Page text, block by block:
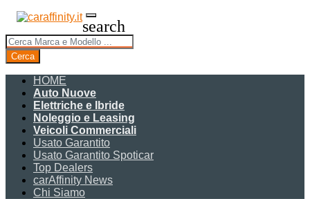
search
Cerca
HOME
Auto Nuove
Elettriche e Ibride
Noleggio e Leasing
Veicoli Commerciali
Usato Garantito
Usato Garantito Spoticar
Top Dealers
carAffinity News
Chi Siamo